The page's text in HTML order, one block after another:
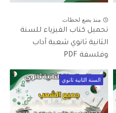
منذ بضع لحظات
تحميل كتاب الفيزياء للسنة
الثانية ثانوي شعبة آداب
وفلسفة PDF
السنة الثانية ثانوي